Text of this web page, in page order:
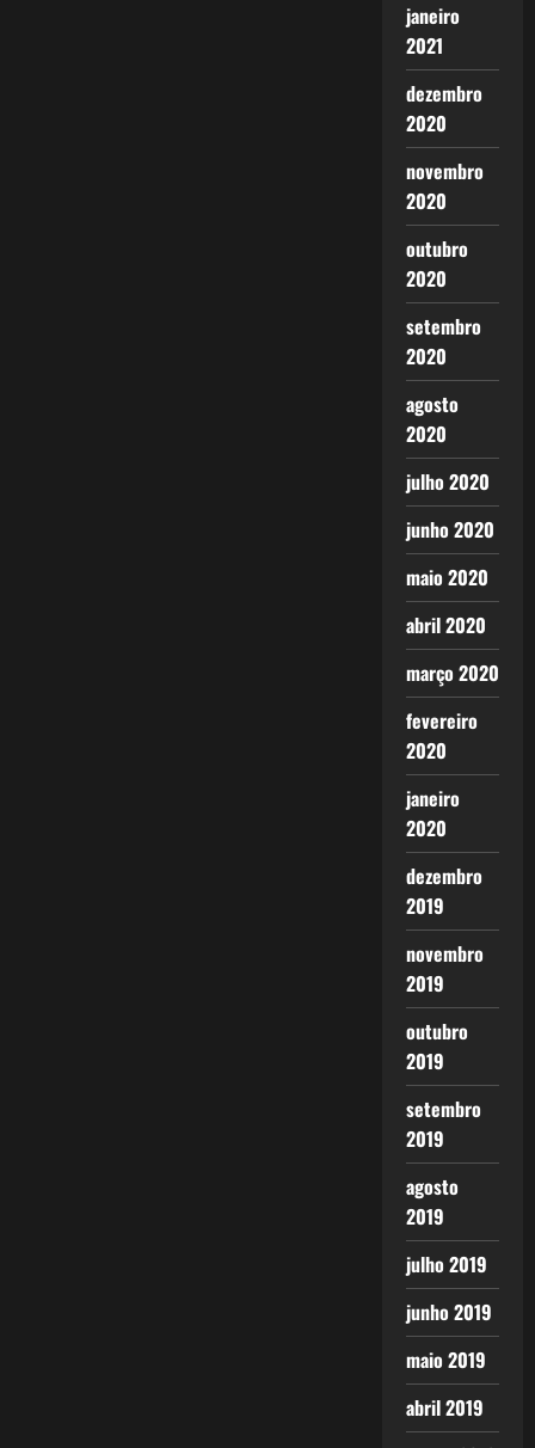
janeiro
2021
dezembro
2020
novembro
2020
outubro
2020
setembro
2020
agosto
2020
julho 2020
junho 2020
maio 2020
abril 2020
março 2020
fevereiro
2020
janeiro
2020
dezembro
2019
novembro
2019
outubro
2019
setembro
2019
agosto
2019
julho 2019
junho 2019
maio 2019
abril 2019